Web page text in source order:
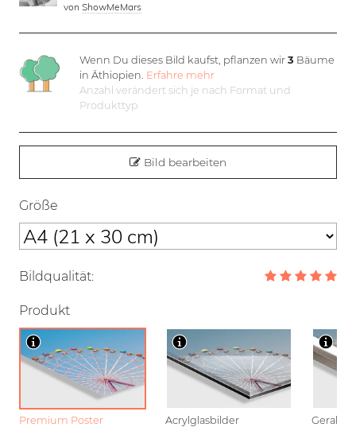
von ShowMeMars
Wenn Du dieses Bild kaufst, pflanzen wir3 Bäume
in Äthiopien. Erfahre mehr
Anzahl verändert sich je nach Format und
Produkttyp
Bild bearbeiten
Größe
Bildqualität:
Produkt
Premium Poster Acrylglasbilder